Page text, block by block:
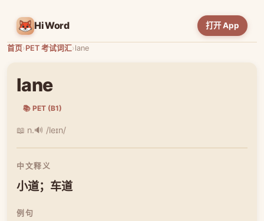
HiWord 打开 App
首页›PET 考试词汇›lane
lane
📚 PET (B1)
📖 n.🔊 /leɪn/
中文释义
小道；车道
例句